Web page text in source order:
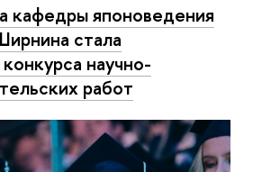
кафедры японоведения
стала
научно-
работ